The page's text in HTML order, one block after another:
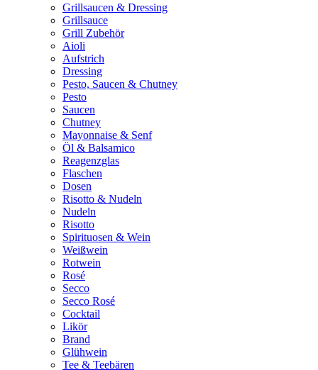
Grillsaucen & Dressing
Grillsauce
Grill Zubehör
Aioli
Aufstrich
Dressing
Pesto, Saucen & Chutney
Pesto
Saucen
Chutney
Mayonnaise & Senf
Öl & Balsamico
Reagenzglas
Flaschen
Dosen
Risotto & Nudeln
Nudeln
Risotto
Spirituosen & Wein
Weißwein
Rotwein
Rosé
Secco
Secco Rosé
Cocktail
Likör
Brand
Glühwein
Tee & Teebären